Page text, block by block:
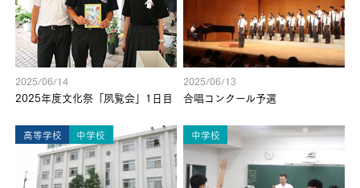
2025/06/14
2025年度文化祭「夙覧会」1日目
2025/06/13
合唱コンクール予選
高等学校 中学校 中学校